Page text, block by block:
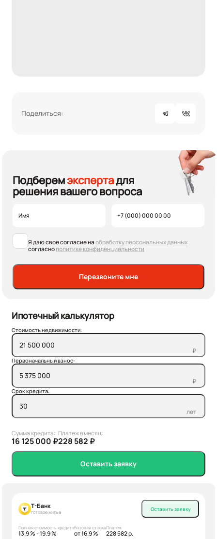
Поделиться:
Подберемэкспертадля
решения вашего вопроса
Я даю свое согласие наобработку персональных данных
согласнополитике конфиденциальности
Перезвоните мне
Ипотечный калькулятор
Стоимость недвижимости:
₽
Первоначальный взнос:
₽
Срок кредита:
лет
Сумма кредита:
16 125 000 ₽
Платеж в месяц:
228 582 ₽
Оставить заявку
Т-Банк
готовое жилье
Полная стоимость кредита
13.9 % - 19.9 %
Базовая ставка
от 16.9 %
Платеж
228 582 р.
Оставить заявку